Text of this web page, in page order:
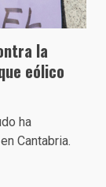
la
eólico
ha
Cantabria.